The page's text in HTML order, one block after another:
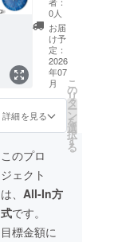
サイク
ル！ 海
洋プラ
スチッ
クの時
計一つ
ラー、
デザイ
ン指定
不可
0人
お届
け予
定：
2026
年07
月
詳細を見る
こ
の
リ
タ
ー
ン
を
選
択
す
る
このプロ
ジェクト
は、 All-In方
式です。
目標金額に